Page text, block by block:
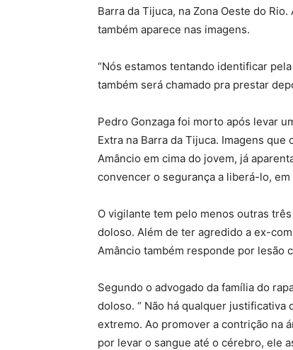
Barra da Tijuca, na Zona Oeste do
também aparece nas imagens.
“Nós estamos tentando identificar
também será chamado pra prestar
Pedro Gonzaga foi morto após levar
Extra na Barra da Tijuca. Imagens
Amâncio em cima do jovem, já
convencer o segurança a liberá-lo, em
O vigilante tem pelo menos outras
doloso. Além de ter agredido a ex-
Amâncio também responde por lesão
Segundo o advogado da família do
doloso. “ Não há qualquer justificativa
extremo. Ao promover a contrição na
por levar o sangue até o cérebro, ele